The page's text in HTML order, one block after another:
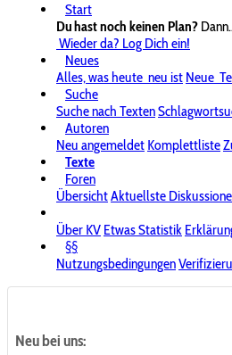
Start
Du hast noch keinen Plan?
Wieder da? Log Dich ein!
Neues
Alles, was heute neu ist Neue
Suche
Suche nach Texten
Autoren
Neu angemeldet Komplettliste
Texte
Foren
ÜbersichtAktuellste
Über KV Etwas Statistik
§§
Nutzungsbedingungen
Neu bei uns: